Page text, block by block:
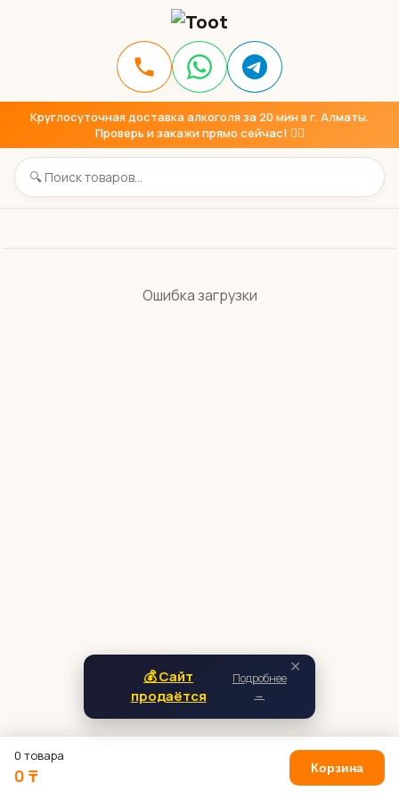
Круглосуточная доставка алкоголя за 20 мин в г. Алматы.
Проверь и закажи прямо сейчас! 👇🏼
Ошибка загрузки
✕
💰 Сайт
продаётся
Подробнее
→
0 товара
0 ₸ Корзина